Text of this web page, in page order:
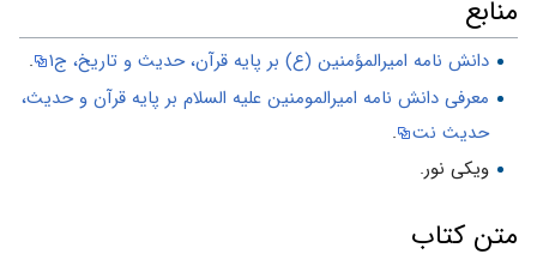
منابع
دانش نامه اميرالمؤمنين (ع) بر پايه قرآن، حديث و تاريخ، ج۱
.
معرفی دانش نامه امیرالمومنین علیه السلام بر پایه قرآن و حدیث،
حدیث نت .
ویکی نور.
متن کتاب